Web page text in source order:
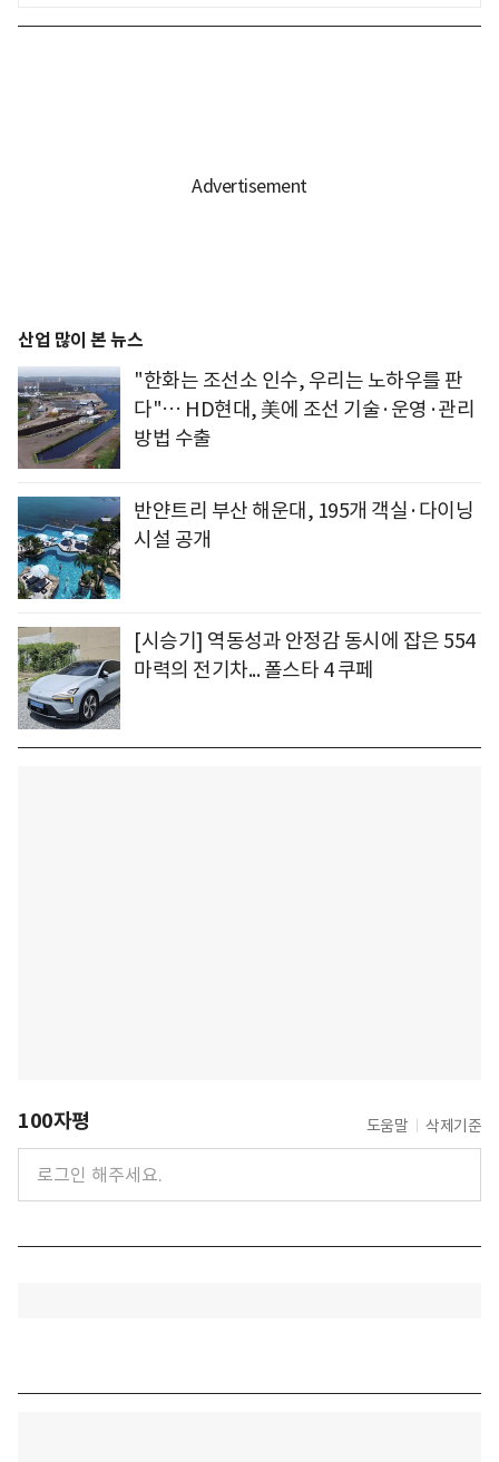
산업 많이 본 뉴스
"한화는 조선소 인수, 우리는 노하우를 판
다"… HD현대, 美에 조선 기술·운영·관리
방법 수출
반얀트리 부산 해운대, 195개 객실·다이닝
시설 공개
[시승기] 역동성과 안정감 동시에 잡은 554
마력의 전기차... 폴스타 4 쿠페
100자평 도움말 삭제기준